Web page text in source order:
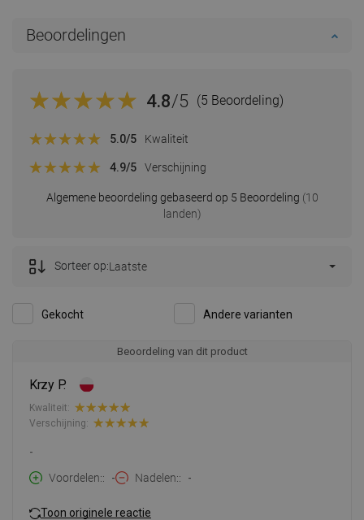
Beoordelingen
4.8/5 (5 Beoordeling)
Algemene beoordeling gebaseerd op 5 Beoordeling (10
landen)
5.0/5 Kwaliteit
4.9/5 Verschijning
Gekocht Andere varianten
Sorteer op:Laatste
Beoordeling van dit product
Krzy P.
Kwaliteit:
Verschijning:
-
Voordelen:
- Nadelen: -
Toon originele reactie